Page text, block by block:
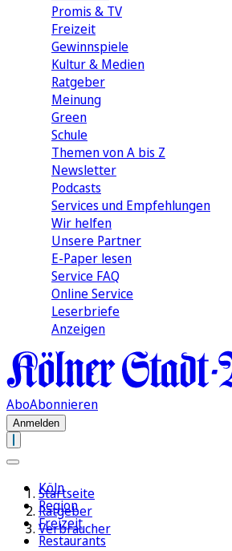
Promis & TV
Freizeit
Gewinnspiele
Kultur & Medien
Ratgeber
Meinung
Green
Schule
Themen von A bis Z
Newsletter
Podcasts
Services und Empfehlungen
Wir helfen
Unsere Partner
E-Paper lesen
Service FAQ
Online Service
Leserbriefe
Anzeigen
AboAbonnieren
Anmelden
Köln
Region
Freizeit
Restaurants
Startseite
Ratgeber
Verbraucher